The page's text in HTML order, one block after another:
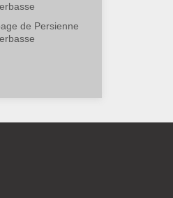
de Persienne